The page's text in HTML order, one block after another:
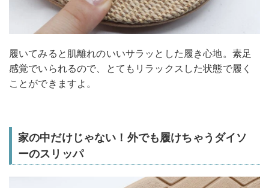
履いてみると肌離れのいいサラッとした履き心地。素足
感覚でいられるので、とてもリラックスした状態で履く
ことができますよ。
家の中だけじゃない！外でも履けちゃうダイソ
ーのスリッパ